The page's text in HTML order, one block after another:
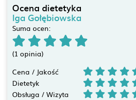
Ocena dietetyka
Iga Gołębiowska
Suma ocen:
(1 opinia)
Cena / Jakość
Dietetyk
Obsługa / Wizyta